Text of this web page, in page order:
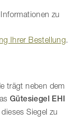
zu
Ihrer Bestellung.
trägt neben dem
Gütesiegel EHI
Siegel zu